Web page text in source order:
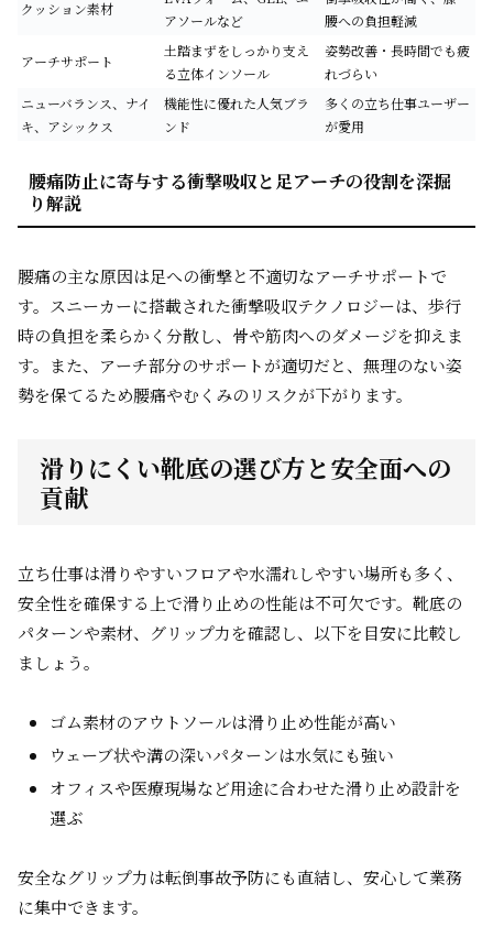
クッション素材
アソールなど
腰への負担軽減
アーチサポート
土踏まずをしっかり支え
る立体インソール
姿勢改善・長時間でも疲
れづらい
ニューバランス、ナイ
キ、アシックス
機能性に優れた人気ブラ
ンド
多くの立ち仕事ユーザー
が愛用
腰痛防止に寄与する衝撃吸収と足アーチの役割を深掘
り解説
腰痛の主な原因は足への衝撃と不適切なアーチサポートで
す。スニーカーに搭載された衝撃吸収テクノロジーは、歩行
時の負担を柔らかく分散し、骨や筋肉へのダメージを抑えま
す。また、アーチ部分のサポートが適切だと、無理のない姿
勢を保てるため腰痛やむくみのリスクが下がります。
滑りにくい靴底の選び方と安全面への
貢献
立ち仕事は滑りやすいフロアや水濡れしやすい場所も多く、
安全性を確保する上で滑り止めの性能は不可欠です。靴底の
パターンや素材、グリップ力を確認し、以下を目安に比較し
ましょう。
ゴム素材のアウトソールは滑り止め性能が高い
ウェーブ状や溝の深いパターンは水気にも強い
オフィスや医療現場など用途に合わせた滑り止め設計を
選ぶ
安全なグリップ力は転倒事故予防にも直結し、安心して業務
に集中できます。